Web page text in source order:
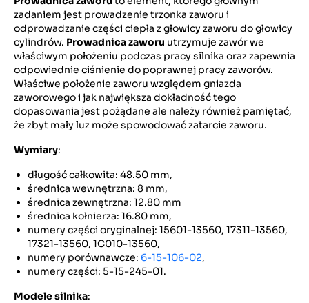
zadaniem jest prowadzenie trzonka zaworu i
odprowadzanie części ciepła z głowicy zaworu do głowicy
cylindrów. Prowadnica zaworu utrzymuje zawór we
właściwym położeniu podczas pracy silnika oraz zapewnia
odpowiednie ciśnienie do poprawnej pracy zaworów.
Właściwe położenie zaworu względem gniazda
zaworowego i jak największa dokładność tego
dopasowania jest pożądane ale należy również pamiętać,
że zbyt mały luz może spowodować zatarcie zaworu.
Wymiary:
długość całkowita: 48.50 mm,
średnica wewnętrzna: 8 mm,
średnica zewnętrzna: 12.80 mm
średnica kołnierza: 16.80 mm,
numery części oryginalnej: 15601-13560, 17311-13560,
17321-13560, 1C010-13560,
numery porównawcze: 6-15-106-02,
numery części: 5-15-245-01.
Modele silnika: